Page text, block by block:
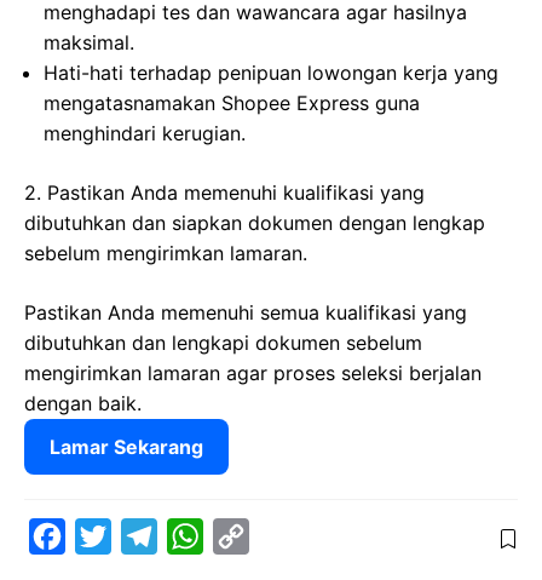
menghadapi tes dan wawancara agar hasilnya
maksimal.
Hati-hati terhadap penipuan lowongan kerja yang
mengatasnamakan Shopee Express guna
menghindari kerugian.
2. Pastikan Anda memenuhi kualifikasi yang
dibutuhkan dan siapkan dokumen dengan lengkap
sebelum mengirimkan lamaran.
Pastikan Anda memenuhi semua kualifikasi yang
dibutuhkan dan lengkapi dokumen sebelum
mengirimkan lamaran agar proses seleksi berjalan
dengan baik.
Lamar Sekarang
W